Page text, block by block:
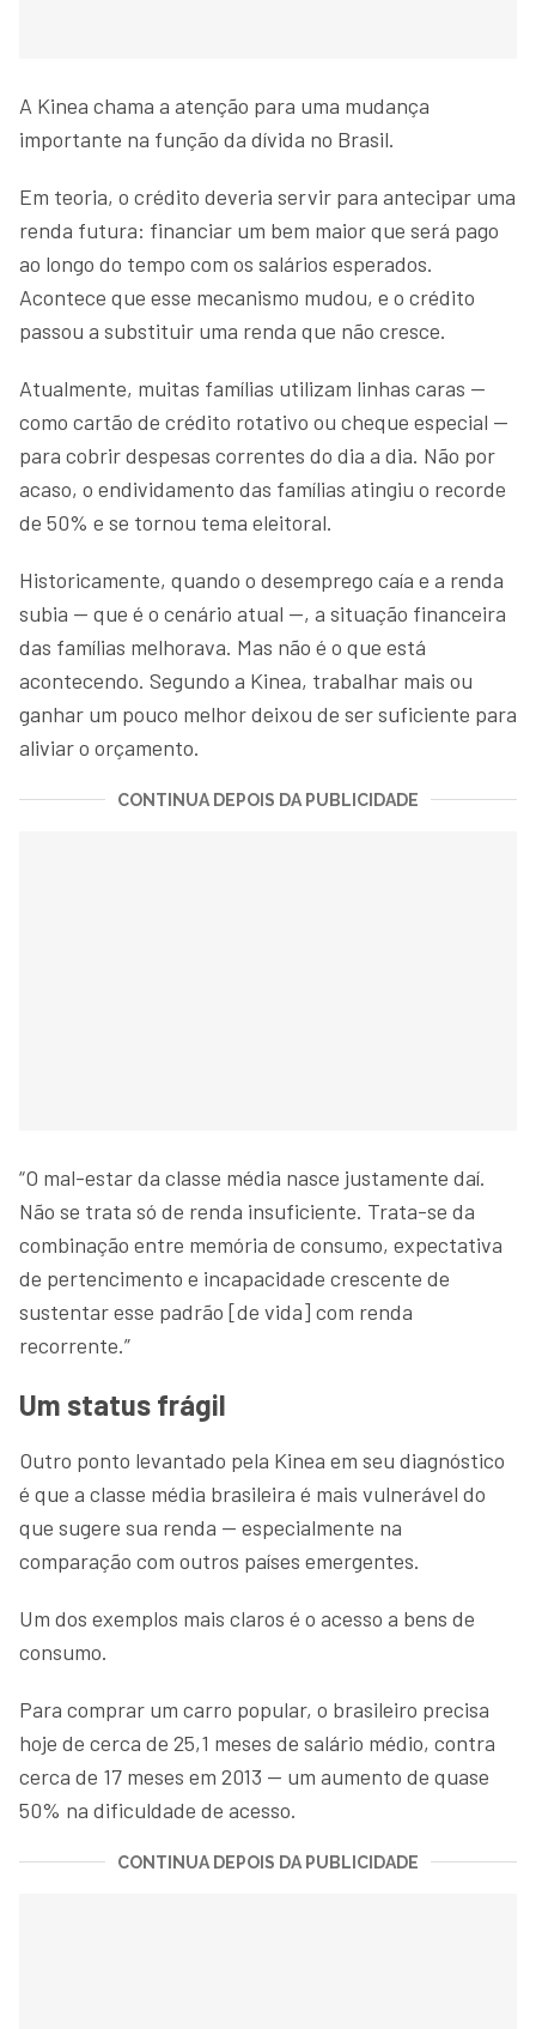
A Kinea chama a atenção para uma mudança
importante na função da dívida no Brasil.
Em teoria, o crédito deveria servir para antecipar uma
renda futura: financiar um bem maior que será pago
ao longo do tempo com os salários esperados.
Acontece que esse mecanismo mudou, e o crédito
passou a substituir uma renda que não cresce.
Atualmente, muitas famílias utilizam linhas caras —
como cartão de crédito rotativo ou cheque especial —
para cobrir despesas correntes do dia a dia. Não por
acaso, o endividamento das famílias atingiu o recorde
de 50% e se tornou tema eleitoral.
Historicamente, quando o desemprego caía e a renda
subia — que é o cenário atual —, a situação financeira
das famílias melhorava. Mas não é o que está
acontecendo. Segundo a Kinea, trabalhar mais ou
ganhar um pouco melhor deixou de ser suficiente para
aliviar o orçamento.
CONTINUA DEPOIS DA PUBLICIDADE
“O mal-estar da classe média nasce justamente daí.
Não se trata só de renda insuficiente. Trata-se da
combinação entre memória de consumo, expectativa
de pertencimento e incapacidade crescente de
sustentar esse padrão [de vida] com renda
recorrente.”
Um status frágil
Outro ponto levantado pela Kinea em seu diagnóstico
é que a classe média brasileira é mais vulnerável do
que sugere sua renda — especialmente na
comparação com outros países emergentes.
Um dos exemplos mais claros é o acesso a bens de
consumo.
Para comprar um carro popular, o brasileiro precisa
hoje de cerca de 25,1 meses de salário médio, contra
cerca de 17 meses em 2013 — um aumento de quase
50% na dificuldade de acesso.
CONTINUA DEPOIS DA PUBLICIDADE